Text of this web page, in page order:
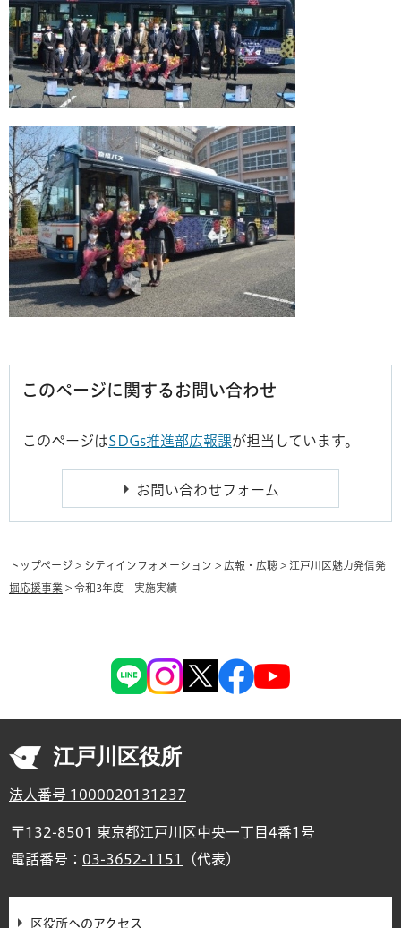
このページに関するお問い合わせ
このページはSDGs推進部広報課が担当しています。
トップページ > シティインフォメーション > 広報・広聴 > 江戸川区魅力発信発
掘応援事業 > 令和3年度 実施実績
江戸川区役所
法人番号 1000020131237
〒132-8501 東京都江戸川区中央一丁目4番1号
電話番号： 03-3652-1151 （代表）
区役所へのアクセス